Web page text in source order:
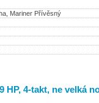
Mariner Přívěsný
HP, 4-takt, ne velká